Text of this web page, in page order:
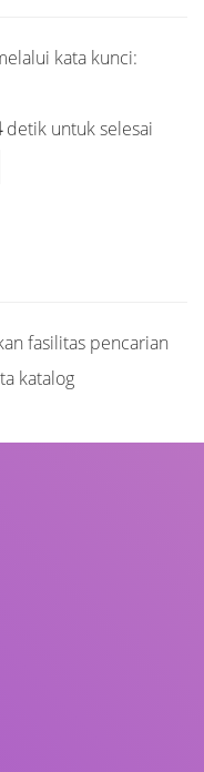
kata kunci:
detik untuk selesai
fasilitas pencarian
katalog